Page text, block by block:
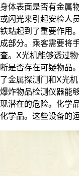
身体表面是否有金属
或闪光来引起安检人
铁站起到了重要作用
成部分。乘客需要将
查。X光机能够透过
断是否存在可疑物品
了金属探测门和X光
爆炸物品检测仪器能
现潜在的危险。化学
化学品。这些设备的